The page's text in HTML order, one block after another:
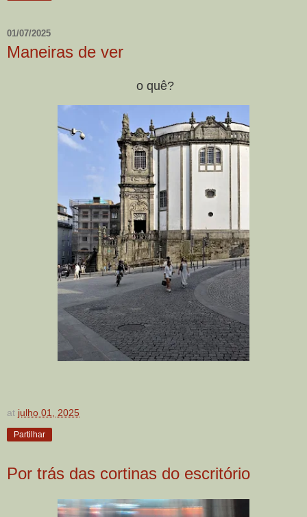
01/07/2025
Maneiras de ver
o quê?
at julho 01, 2025
Partilhar
Por trás das cortinas do escritório